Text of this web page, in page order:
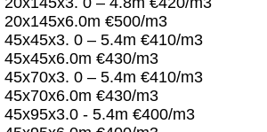
20x145x6.0m €500/m3
45x45x3. 0 – 5.4m €410/m3
45x45x6.0m €430/m3
45x70x3. 0 – 5.4m €410/m3
45x70x6.0m €430/m3
45x95x3.0 - 5.4m €400/m3